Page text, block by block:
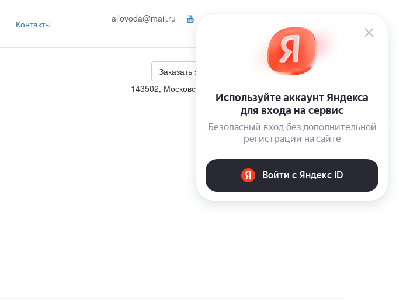
Контакты allovoda@mail.ru
Ваш город:
+7 (495) 223-46-26
Заказать звонок
Калькулятор скидки
143502, Московская обл., г. Истра, ул. Панфилова, д.2.